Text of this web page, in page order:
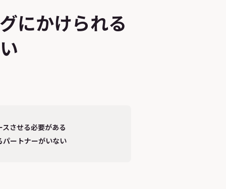
にかけられる
させる必要がある
ートナーがいない